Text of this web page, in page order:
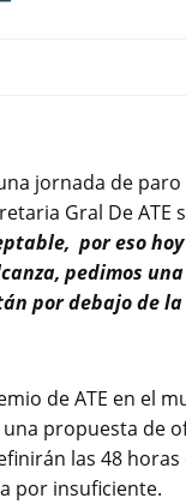
jornada de
Gral De ATE
por eso
pedimos
por debajo de
de ATE en el
propuesta de
las 48 horas
por insuficiente.